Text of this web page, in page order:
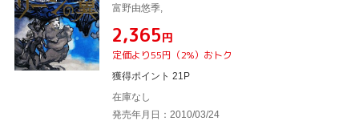
富野由悠季,
¥2,365円
定価より55円（2%）おトク
獲得ポイント 21P
在庫なし
発売年月日：2010/03/24